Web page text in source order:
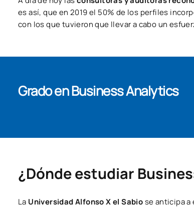
es así, que en 2019 el 50% de los perfiles
con los que tuvieron que llevar a cabo un
Grado en Business Analytics
¿Dónde estudiar
La Universidad Alfonso X el Sabiose anticipa a